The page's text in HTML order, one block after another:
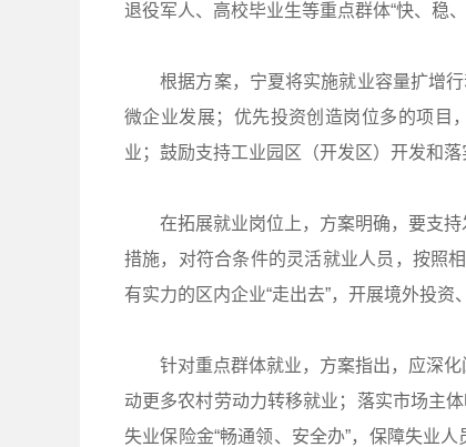
退役军人、高校毕业生等重点群体“快、稳、
根据方案，宁夏将实施就业容量扩增行
微企业发展；优先投资创造岗位多的项目
业；鼓励支持工业园区（开发区）开发和
在拓展就业岗位上，方案明确，要支持
措施，对符合条件的灵活就业人员，按照
有实力的区内企业“走出去”，开展境外投
针对重点群体就业，方案指出，应深化
动更多农村劳动力转移就业；落实市场主
失业保险金“畅通领、安全办”，保障失业